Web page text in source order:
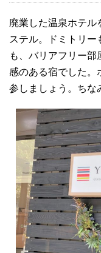
廃業した温泉ホテル
ステル。ドミトリー
も、バリアフリー
感のある宿でした。
参しましょう。ちな